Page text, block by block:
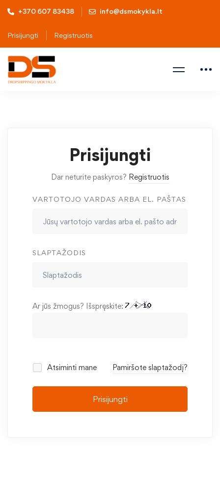
+370 607 83438 info@dsmokykla.lt
Prisijungti Registruotis
Prisijungti
Dar neturite paskyros? Registruotis
VARTOTOJO VARDAS ARBA EL. PAŠTAS
SLAPTAŽODIS
Ar jūs žmogus? Išspręskite:
Atsiminti mane Pamiršote slaptažodį?
Prisijungti